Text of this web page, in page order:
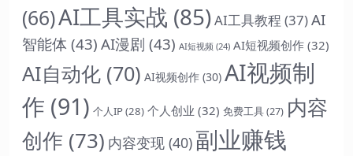
(66)AI工具实战 (85)AI工具教程 (37)AI
智能体 (43) AI漫剧 (43) AI短视频 (24) AI短视频创作 (32)
AI自动化 (70) AI视频创作 (30) AI视频制
作 (91) 个人IP(28) 个人创业 (32) 免费工具(27) 内容
创作 (73) 内容变现 (40) 副业赚钱